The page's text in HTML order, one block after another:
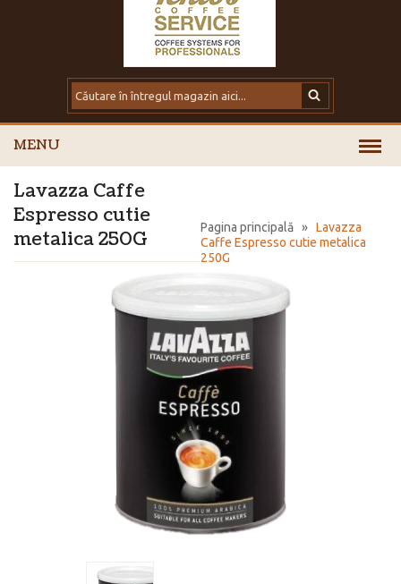
MENU
Pagina principală » Lavazza
Caffe Espresso cutie metalica
250G
Lavazza Caffe
Espresso cutie
metalica 250G